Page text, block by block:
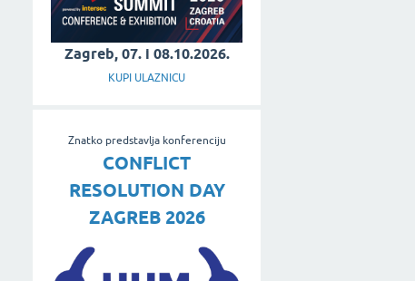
Zagreb, 07. i 08.10.2026.
KUPI ULAZNICU
Znatko predstavlja konferenciju
CONFLICT
RESOLUTION DAY
ZAGREB 2026